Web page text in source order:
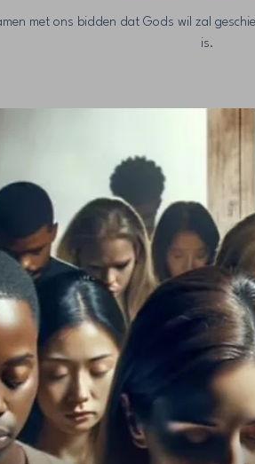
met ons bidden dat Gods wil zal
is.